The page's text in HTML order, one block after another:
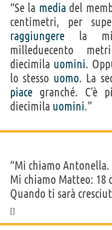
“Se la media del
centimetri, per
raggiungere la
milleduecento
diecimila uomini.
lo stesso uomo. La
piace granché. C'è
diecimila uomini.”
“Mi chiamo Antonella.
Mi chiamo Matteo: 18
Quando ti sarà